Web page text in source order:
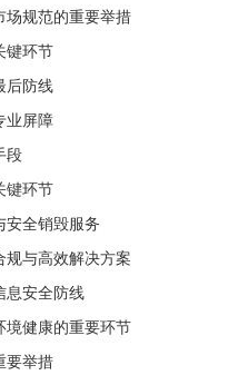
场规范的重要举措
键环节
后防线
业屏障
段
键环节
安全销毁服务
规与高效解决方案
息安全防线
境健康的重要环节
要举措